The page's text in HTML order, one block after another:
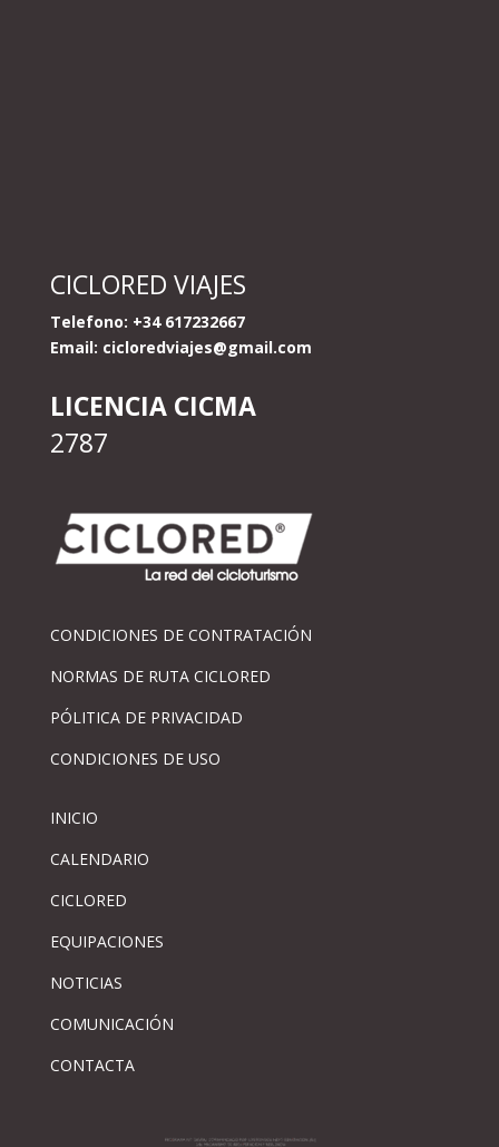
CICLORED VIAJES
Telefono: +34 617232667
Email: cicloredviajes@gmail.com
LICENCIA CICMA
2787
CONDICIONES DE CONTRATACIÓN
NORMAS DE RUTA CICLORED
PÓLITICA DE PRIVACIDAD
CONDICIONES DE USO
INICIO
CALENDARIO
CICLORED
EQUIPACIONES
NOTICIAS
COMUNICACIÓN
CONTACTA